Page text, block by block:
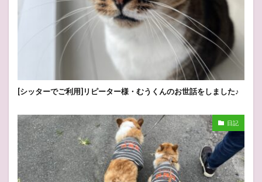
[シッターでご利用]リピーター様・むうくんのお世話をしました♪
日記